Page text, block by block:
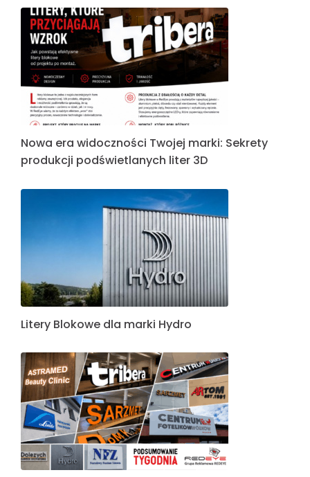
Nowa era widoczności Twojej marki: Sekrety
produkcji podświetlanych liter 3D
Litery Blokowe dla marki Hydro